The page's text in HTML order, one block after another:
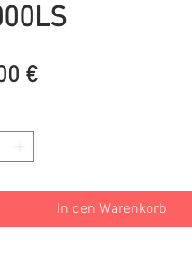
€Preis
In den Warenkorb